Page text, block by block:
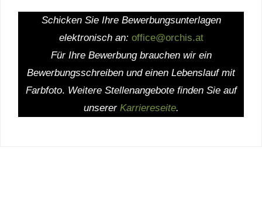
Schicken Sie Ihre Bewerbungsunterlagen
elektronisch an: office@orchis.at
Für Ihre Bewerbung brauchen wir ein
Bewerbungsschreiben und einen Lebenslauf mit
Farbfoto. Weitere Stellenangebote finden Sie auf
unserer Karriereseite.